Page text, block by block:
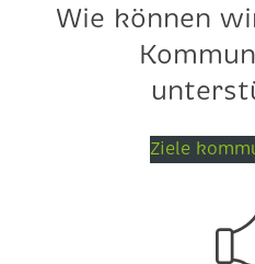
Wie können
Ziele